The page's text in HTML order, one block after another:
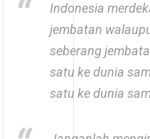
Indonesia
jembatan
seberang
satu ke dunia
satu ke dunia